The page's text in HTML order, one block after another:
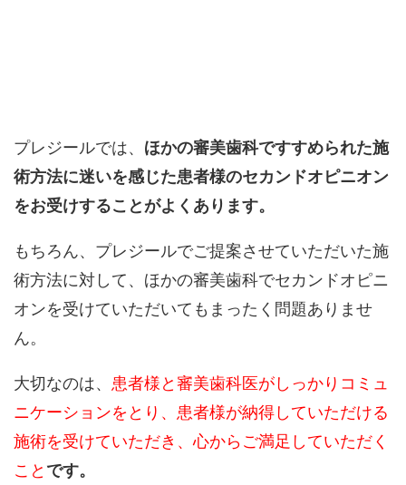
プレジールでは、 ほかの審美歯科ですすめられた施
術方法に迷いを感じた患者様のセカンドオピニオン
をお受けすることがよくあります。
もちろん、プレジールでご提案させていただいた施
術方法に対して、ほかの審美歯科でセカンドオピニ
オンを受けていただいてもまったく問題ありませ
ん。
大切なのは、 患者様と審美歯科医がしっかりコミュ
ニケーションをとり、患者様が納得していただける
施術を受けていただき、心からご満足していただく
こと です。